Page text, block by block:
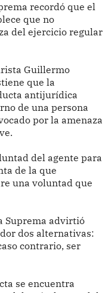
recordó que el
que no
del ejercicio regular
Guillermo
que la
antijurídica
de una persona
por la amenaza
del agente para
de la que
una voluntad que
Suprema advirtió
dos alternativas:
contrario, ser
se encuentra